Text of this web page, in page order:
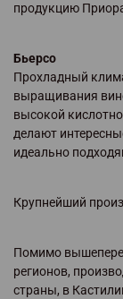
продукцию
Бьерсо
Прохладный
выращивания
высокой
делают
идеально
Крупнейший
Помимо
регионов,
страны, в